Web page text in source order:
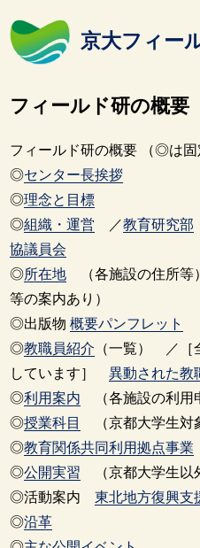
京大フィー
フィールド研の概要
フィールド研の概要 （◎は固
◎センター長挨拶
◎理念と目標
◎組織・運営 ／教育研究部
協議員会
◎所在地 （各施設の住所等
等の案内あり）
◎出版物概要パンフレット
◎教職員紹介 （一覧） ／［
しています］異動された教
◎利用案内 （各施設の利用
◎授業科目
（京都大学生対
◎教育関係共同利用拠点事業
◎公開実習 （京都大学生以
◎活動案内東北地方復興支
◎沿革